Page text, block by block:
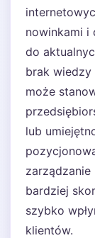
nowinkami i
do
brak wiedzy
może
lub
bardziej
szybko
klientów.